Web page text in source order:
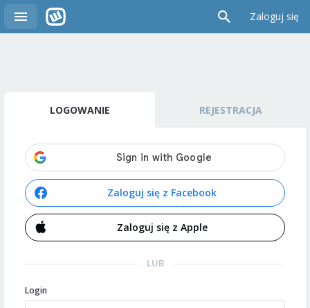
Zaloguj się
LOGOWANIE REJESTRACJA
Zaloguj się z Facebook
Zaloguj się z Apple
LUB
Login